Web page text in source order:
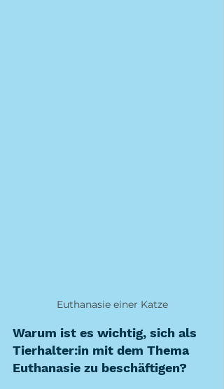
Euthanasie einer Katze
Warum ist es wichtig, sich als
Tierhalter:in mit dem Thema
Euthanasie zu beschäftigen?